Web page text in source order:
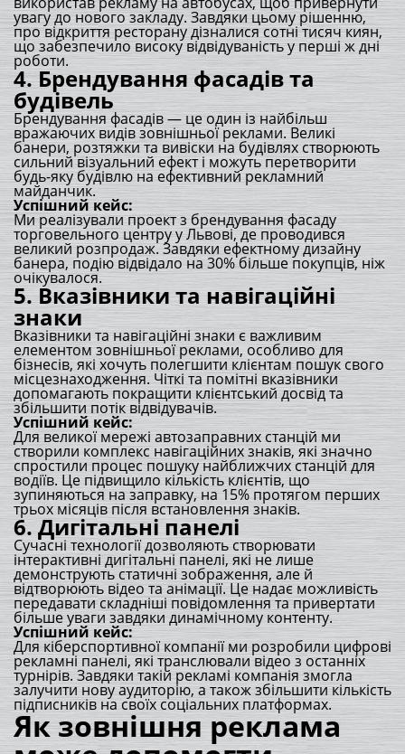
увагу до нового закладу. Завдяки цьому рішенню,
про відкриття ресторану дізналися сотні тисяч киян,
що забезпечило високу відвідуваність у перші ж дні
роботи.
4.Брендування фасадів та
будівель
Брендування фасадів — це один із найбільш
вражаючих видів зовнішньої реклами. Великі
банери, розтяжки та вивіски на будівлях створюють
сильний візуальний ефект і можуть перетворити
будь-яку будівлю на ефективний рекламний
майданчик.
Успішний кейс:
Ми реалізували проект з брендування фасаду
торговельного центру у Львові, де проводився
великий розпродаж. Завдяки ефектному дизайну
банера, подію відвідало на 30% більше покупців, ніж
очікувалося.
5.Вказівники та навігаційні
знаки
Вказівники та навігаційні знаки є важливим
елементом зовнішньої реклами, особливо для
бізнесів, які хочуть полегшити клієнтам пошук свого
місцезнаходження. Чіткі та помітні вказівники
допомагають покращити клієнтський досвід та
збільшити потік відвідувачів.
Успішний кейс:
Для великої мережі автозаправних станцій ми
створили комплекс навігаційних знаків, які значно
спростили процес пошуку найближчих станцій для
водіїв. Це підвищило кількість клієнтів, що
зупиняються на заправку, на 15% протягом перших
трьох місяців після встановлення знаків.
6. Дигітальні панелі
Сучасні технології дозволяють створювати
інтерактивні дигітальні панелі, які не лише
демонструють статичні зображення, але й
відтворюють відео та анімації. Це надає можливість
передавати складніші повідомлення та привертати
більше уваги завдяки динамічному контенту.
Успішний кейс:
Для кіберспортивної компанії ми розробили цифрові
рекламні панелі, які транслювали відео з останніх
турнірів. Завдяки такій рекламі компанія змогла
залучити нову аудиторію, а також збільшити кількість
підписників на своїх соціальних платформах.
Як зовнішня реклама